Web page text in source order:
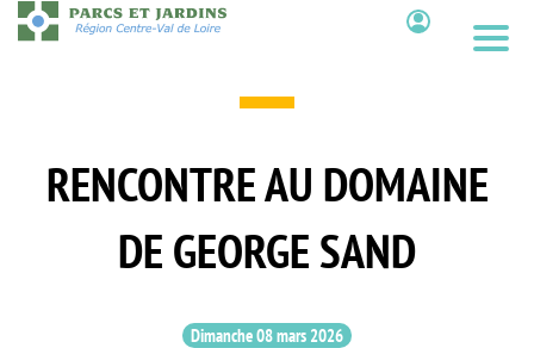
Aller
au
RENCONTRE AU DOMAINE
DE GEORGE SAND
Dimanche 08 mars 2026